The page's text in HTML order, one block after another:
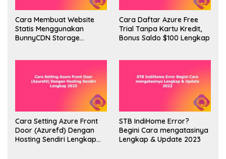
Cara Membuat Website
Statis Menggunakan
BunnyCDN Storage
Cara Daftar Azure Free
Trial Tanpa Kartu Kredit,
Bonus Saldo $100 Lengkap
Cara Setting Azure Front
Door (Azurefd) Dengan
Hosting Sendiri Lengkap
STB IndiHome Error?
Begini Cara mengatasinya
Lengkap & Update 2023